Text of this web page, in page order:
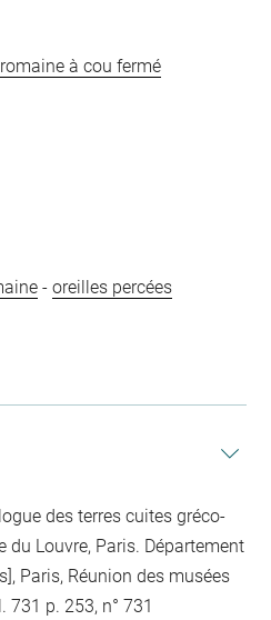
à cou fermé
-oreilles percées
des terres cuites gréco-
du Louvre, Paris. Département
Paris, Réunion des musées
731 p. 253, n° 731